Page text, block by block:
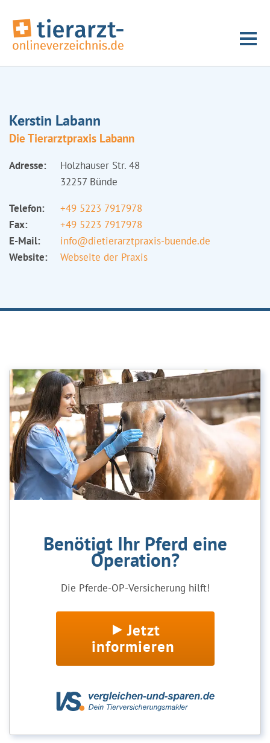
Kerstin Labann
Die Tierarztpraxis Labann
Adresse:
Holzhauser Str. 48
32257 Bünde
Telefon:
+49 5223 7917978
Fax:
+49 5223 7917978
E-Mail:
info@dietierarztpraxis-buende.de
Website:
Webseite der Praxis
Benötigt Ihr Pferd eine
Operation?
Die Pferde-OP-Versicherung hilft!
Jetzt
informieren